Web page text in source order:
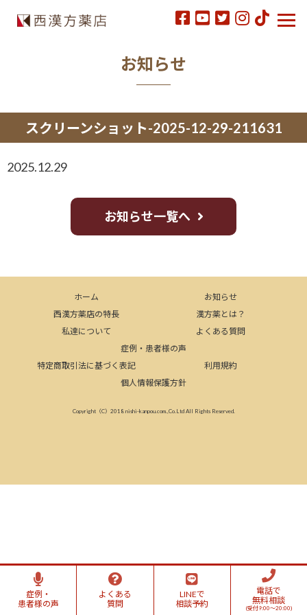
お知らせ
スクリーンショット-2025-12-29-211631
2025.12.29
お知らせ一覧へ
ホーム
お知らせ
西漢方薬店の特長
漢方薬とは？
私達について
よくある質問
症例・患者様の声
特定商取引法に基づく表記
利用規約
個人情報保護方針
Copyright（C）2018 nishi-kanpou.com.,Co.Ltd All Rights Reserved.
症例・
患者様の声
よくある
質問
LINEで
相談予約
電話で
無料相談
(受付9:00～20:00)